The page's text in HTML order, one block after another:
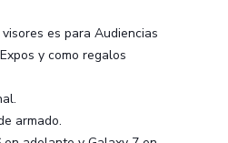
es para Audiencias
y como regalos
armado.